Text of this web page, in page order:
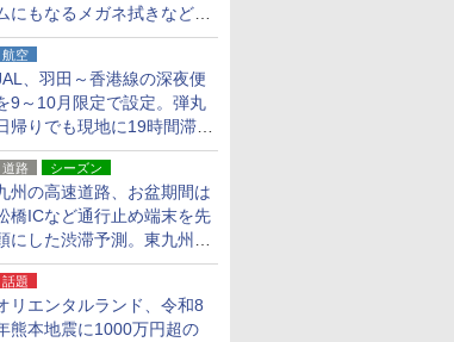
にもなるメガネ拭きなど雑
24種
航空
、羽田～香港線の深夜便
9～10月限定で設定。弾丸
帰りでも現地に19時間滞在
きる
道路 シーズン
州の高速道路、お盆期間は
橋ICなど通行止め端末を先
にした渋滞予測。東九州道
の迂回は料金調整を実施
話題
リエンタルランド、令和8
熊本地震に1000万円超の